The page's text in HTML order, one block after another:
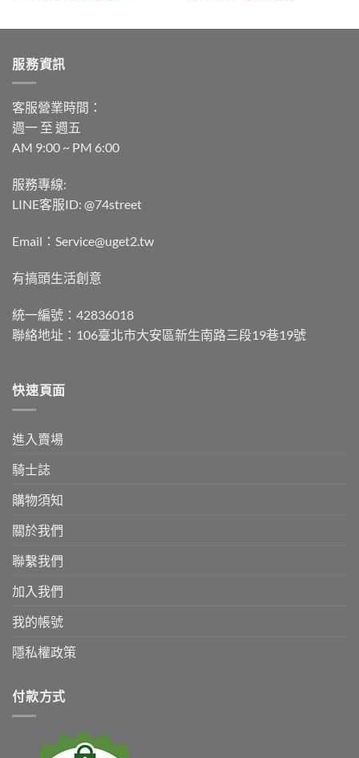
服務資訊
客服營業時間：
週一 至 週五
AM 9:00 ~ PM 6:00
服務專線:
LINE客服ID: @74street
Email：Service@uget2.tw
有搞頭生活創意
統一編號：42836018
聯絡地址：106臺北市大安區新生南路三段19巷19號
快速頁面
進入賣場
騎士誌
購物須知
關於我們
聯繫我們
加入我們
我的帳號
隱私權政策
付款方式